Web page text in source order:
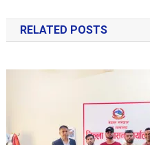
navigation
RELATED POSTS